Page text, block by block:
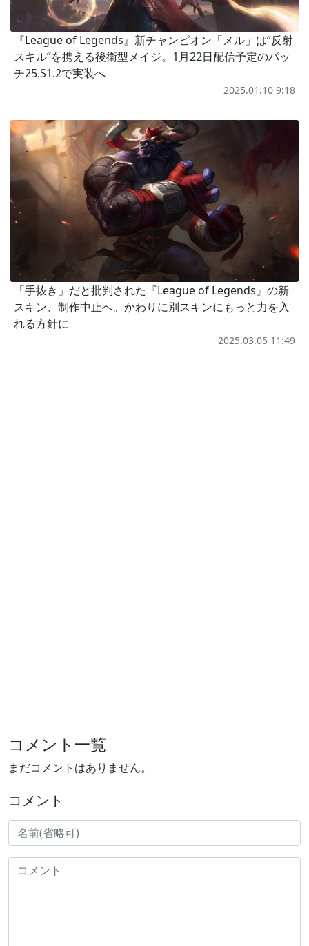
『League of Legends』新チャンピオン「メル」は“反射
スキル”を携える後衛型メイジ。1月22日配信予定のパッ
チ25.S1.2で実装へ
2025.01.10 9:18
「手抜き」だと批判された『League of Legends』の新
スキン、制作中止へ。かわりに別スキンにもっと力を入
れる方針に
2025.03.05 11:49
コメント一覧
まだコメントはありません。
コメント